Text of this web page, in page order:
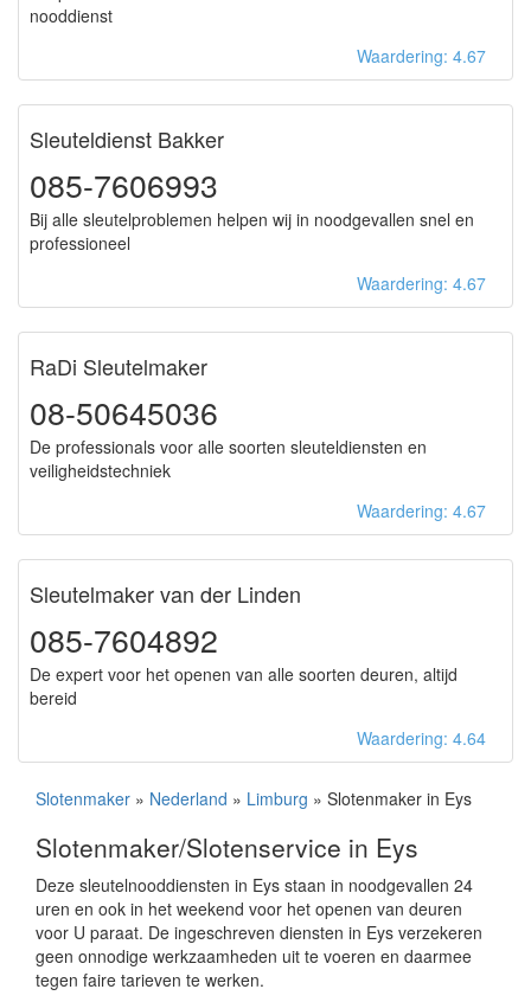
nooddienst
Waardering: 4.67
Sleuteldienst Bakker
085-7606993
Bij alle sleutelproblemen helpen wij in noodgevallen snel en
professioneel
Waardering: 4.67
RaDi Sleutelmaker
08-50645036
De professionals voor alle soorten sleuteldiensten en
veiligheidstechniek
Waardering: 4.67
Sleutelmaker van der Linden
085-7604892
De expert voor het openen van alle soorten deuren, altijd
bereid
Waardering: 4.64
Slotenmaker » Nederland » Limburg » Slotenmaker in Eys
Slotenmaker/Slotenservice in Eys
Deze sleutelnooddiensten in Eys staan in noodgevallen 24
uren en ook in het weekend voor het openen van deuren
voor U paraat. De ingeschreven diensten in Eys verzekeren
geen onnodige werkzaamheden uit te voeren en daarmee
tegen faire tarieven te werken.